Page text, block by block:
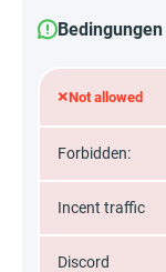
×Not allowed
Forbidden:
Incent traffic
Discord